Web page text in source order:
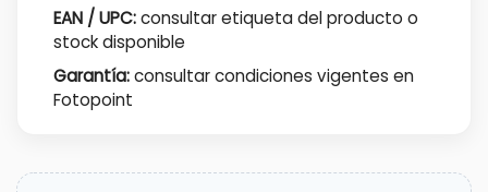
EAN / UPC:consultar etiqueta del producto o
stock disponible
Garantía:consultar condiciones vigentes en
Fotopoint